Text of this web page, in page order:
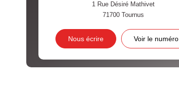
1 Rue Désiré Mathivet
71700 Tournus
Nous écrire Voir le numéro